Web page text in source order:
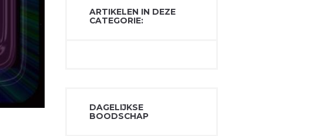
ARTIKELEN IN DEZE
CATEGORIE:
DAGELIJKSE
BOODSCHAP